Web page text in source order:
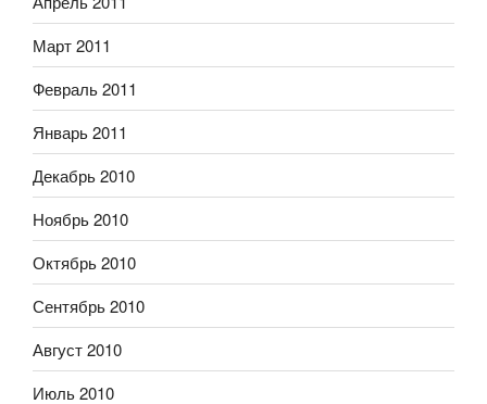
Март 2011
Февраль 2011
Январь 2011
Декабрь 2010
Ноябрь 2010
Октябрь 2010
Сентябрь 2010
Август 2010
Июль 2010